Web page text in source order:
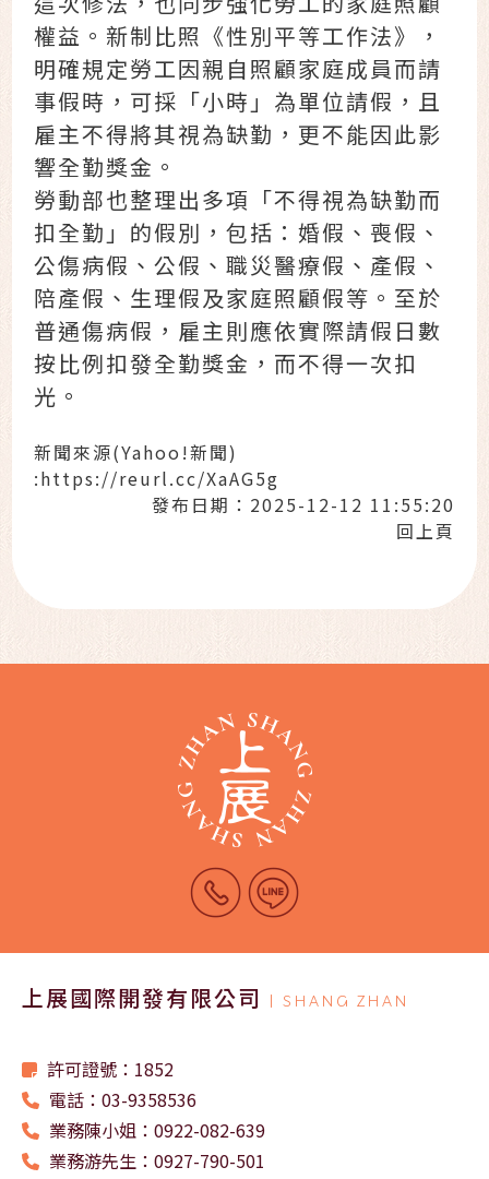
權益。新制比照《性別平等工作法》，
明確規定勞工因親自照顧家庭成員而請
事假時，可採「小時」為單位請假，且
雇主不得將其視為缺勤，更不能因此影
響全勤獎金。
勞動部也整理出多項「不得視為缺勤而
扣全勤」的假別，包括：婚假、喪假、
公傷病假、公假、職災醫療假、產假、
陪產假、生理假及家庭照顧假等。至於
普通傷病假，雇主則應依實際請假日數
按比例扣發全勤獎金，而不得一次扣
光。
新聞來源(Yahoo!新聞)
:https://reurl.cc/XaAG5g
發布日期：2025-12-12 11:55:20
回上頁
上展國際開發有限公司 | SHANG ZHAN
許可證號：1852
電話：03-9358536
業務陳小姐：0922-082-639
業務游先生：0927-790-501